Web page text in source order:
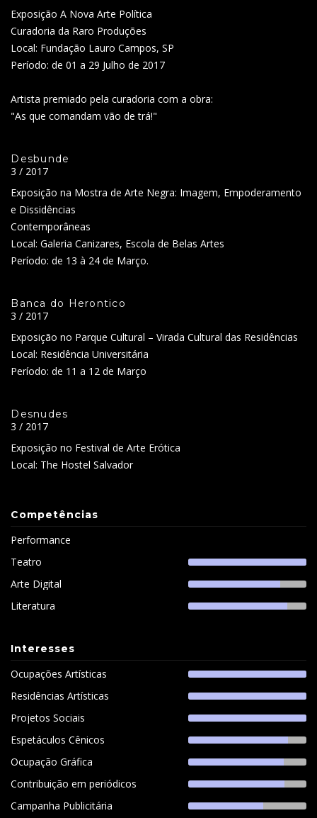
Exposição A Nova Arte Política
Curadoria da Raro Produções
Local: Fundação Lauro Campos, SP
Período: de 01 a 29 Julho de 2017
Artista premiado pela curadoria com a obra:
"As que comandam vão de trá!"
Desbunde
3 / 2017
Exposição na Mostra de Arte Negra: Imagem, Empoderamento
e Dissidências
Contemporâneas
Local: Galeria Canizares, Escola de Belas Artes
Período: de 13 à 24 de Março.
Banca do Herontico
3 / 2017
Exposição no Parque Cultural – Virada Cultural das Residências
Local: Residência Universitária
Período: de 11 a 12 de Março
Desnudes
3 / 2017
Exposição no Festival de Arte Erótica
Local: The Hostel Salvador
Competências
Performance
Teatro
Arte Digital
Literatura
Interesses
Ocupações Artísticas
Residências Artísticas
Projetos Sociais
Espetáculos Cênicos
Ocupação Gráfica
Contribuição em periódicos
Campanha Publicitária